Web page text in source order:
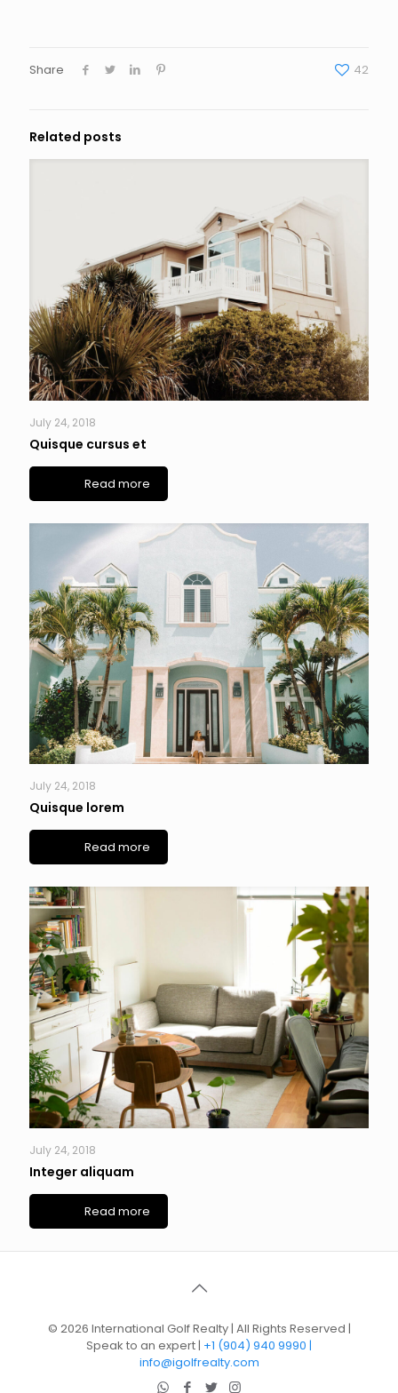
Share 42
Related posts
July 24, 2018
Quisque cursus et
Read more
July 24, 2018
Quisque lorem
Read more
July 24, 2018
Integer aliquam
Read more
© 2026 International Golf Realty | All Rights Reserved |
Speak to an expert | +1 (904) 940 9990 |
info@igolfrealty.com